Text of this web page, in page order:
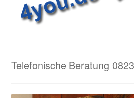
Telefonische Beratung